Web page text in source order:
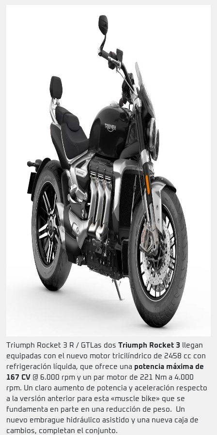
Triumph Rocket 3 R / GTLas dos Triumph Rocket 3 llegan
equipadas con el nuevo motor tricilíndrico de 2458 cc con
refrigeración líquida, que ofrece una potencia máxima de
167 CV @ 6.000 rpm y un par motor de 221 Nm a 4.000
rpm. Un claro aumento de potencia y aceleración respecto
a la versión anterior para esta «muscle bike» que se
fundamenta en parte en una reducción de peso. Un
nuevo embrague hidráulico asistido y una nueva caja de
cambios, completan el conjunto.